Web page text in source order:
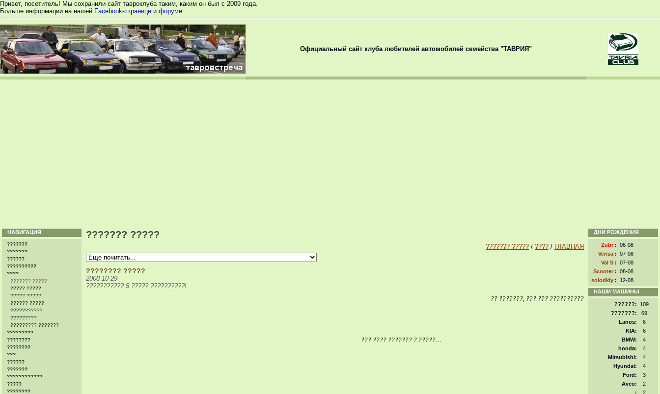
Привет, посетитель! Мы сохранили сайт тавроклуба таким, каким он был с 2009 года.
Больше информации на нашей Facebook-странице и форуме
Официальный сайт клуба любителей автомобилей семейства "ТАВРИЯ"
НАВИГАЦИЯ
???????
???????
??????
??????????
????
??????? ?????
????? ?????
????? ?????
?????? ?????
???????????
?????????
????????? ???????
?????????
????????
????????
???
??????
???????
????????????
?????
????????
??????? ?????
??????? ????? / ???? / ГЛАВНАЯ
???????? ?????
2008-10-29
??????????? 5 ????? ??????????!
?? ???????, ??? ??? ??????????
??? ???? ??????? ? ?????…
ДНИ РОЖДЕНИЯ
Zubr : 06-08
Verisa : 07-08
Val S : 07-08
Scooter : 08-08
solodkiy :
12-08
НАШИ МАШИНЫ
??????:
109
???????:
69
Lanos:
6
KIA:
6
BMW:
4
honda:
4
Mitsubishi:
4
Hyundai:
4
Ford:
3
Aveo:
2
:
2